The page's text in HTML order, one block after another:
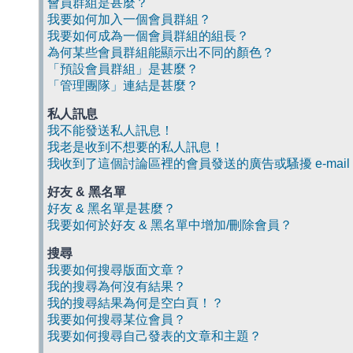
會員群組是甚麼？
我要如何加入一個會員群組？
我要如何成為一個會員群組的組長？
為何某些會員群組能顯示出不同的顏色？
「預設會員群組」是甚麼？
「管理團隊」連結是甚麼？
私人訊息
我不能發送私人訊息！
我老是收到不想要的私人訊息！
我收到了這個討論區裡的會員發送的廣告或騷擾 e-mail
好友 & 黑名單
好友 & 黑名單是甚麼？
我要如何於好友 & 黑名單中增加/刪除會員？
搜尋
我要如何搜尋版面文章？
我的搜尋為何沒有結果？
我的搜尋結果為何是空白頁！？
我要如何搜尋某位會員？
我要如何搜尋自己發表的文章和主題？